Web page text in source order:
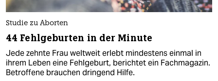
Studie zu Aborten
44 Fehlgeburten in der Minute
Jede zehnte Frau weltweit erlebt mindestens einmal in
ihrem Leben eine Fehlgeburt, berichtet ein Fachmagazin.
Betroffene brauchen dringend Hilfe.